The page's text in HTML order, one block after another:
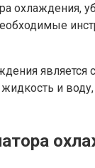
охлаждения,
является
и